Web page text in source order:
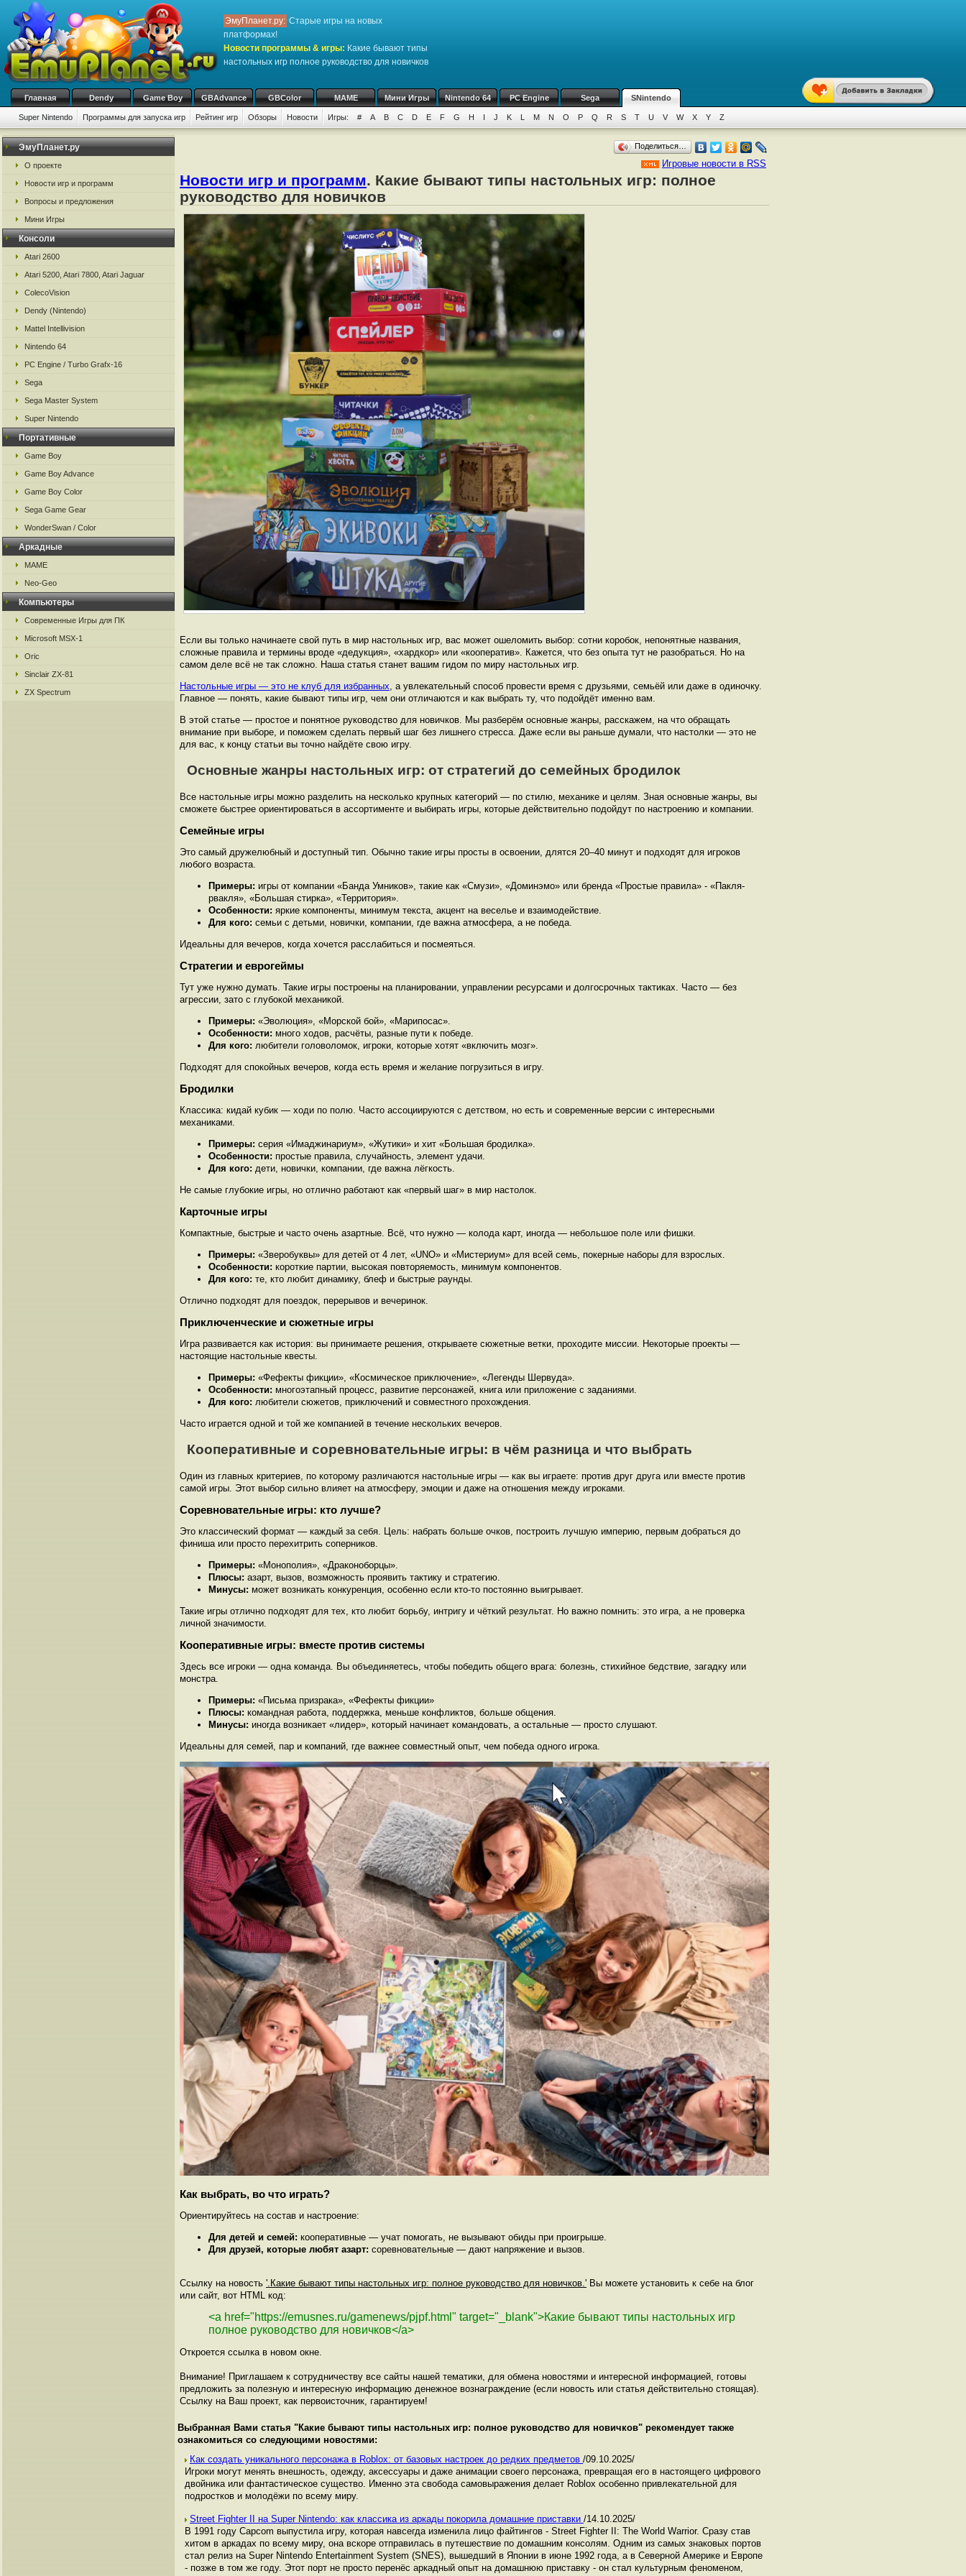
ЭмуПланет.ру: Старые игры на новых
платформах!
Новости программы & игры: Какие бывают типы
настольных игр полное руководство для новичков
Главная Dendy Game Boy GBAdvance GBColor MAME Мини Игры Nintendo 64 PC Engine Sega SNintendo
Super Nintendo Программы для запуска игр Рейтинг игр Обзоры Новости Игры: # A B C D E F G H I J K L M N O P Q R S T U V W X Y Z
ЭмуПланет.ру
О проекте
Новости игр и программ
Вопросы и предложения
Мини Игры
Консоли
Atari 2600
Atari 5200, Atari 7800, Atari Jaguar
ColecoVision
Dendy (Nintendo)
Mattel Intellivision
Nintendo 64
PC Engine / Turbo Grafx-16
Sega
Sega Master System
Super Nintendo
Портативные
Game Boy
Game Boy Advance
Game Boy Color
Sega Game Gear
WonderSwan / Color
Аркадные
MAME
Neo-Geo
Компьютеры
Современные Игры для ПК
Microsoft MSX-1
Oric
Sinclair ZX-81
ZX Spectrum
Поделиться…
Игровые новости в RSS
Новости игр и программ. Какие бывают типы настольных игр: полное
руководство для новичков
Если вы только начинаете свой путь в мир настольных игр, вас может ошеломить выбор: сотни коробок, непонятные названия,
сложные правила и термины вроде «дедукция», «хардкор» или «кооператив». Кажется, что без опыта тут не разобраться. Но на
самом деле всё не так сложно. Наша статья станет вашим гидом по миру настольных игр.
Настольные игры — это не клуб для избранных, а увлекательный способ провести время с друзьями, семьёй или даже в одиночку.
Главное — понять, какие бывают типы игр, чем они отличаются и как выбрать ту, что подойдёт именно вам.
В этой статье — простое и понятное руководство для новичков. Мы разберём основные жанры, расскажем, на что обращать
внимание при выборе, и поможем сделать первый шаг без лишнего стресса. Даже если вы раньше думали, что настолки — это не
для вас, к концу статьи вы точно найдёте свою игру.
Основные жанры настольных игр: от стратегий до семейных бродилок
Все настольные игры можно разделить на несколько крупных категорий — по стилю, механике и целям. Зная основные жанры, вы
сможете быстрее ориентироваться в ассортименте и выбирать игры, которые действительно подойдут по настроению и компании.
Семейные игры
Это самый дружелюбный и доступный тип. Обычно такие игры просты в освоении, длятся 20–40 минут и подходят для игроков
любого возраста.
Примеры: игры от компании «Банда Умников», такие как «Смузи», «Доминэмо» или бренда «Простые правила» - «Пакля-
рвакля», «Большая стирка», «Территория».
Особенности: яркие компоненты, минимум текста, акцент на веселье и взаимодействие.
Для кого: семьи с детьми, новички, компании, где важна атмосфера, а не победа.
Идеальны для вечеров, когда хочется расслабиться и посмеяться.
Стратегии и еврогеймы
Тут уже нужно думать. Такие игры построены на планировании, управлении ресурсами и долгосрочных тактиках. Часто — без
агрессии, зато с глубокой механикой.
Примеры: «Эволюция», «Морской бой», «Марипосас».
Особенности: много ходов, расчёты, разные пути к победе.
Для кого: любители головоломок, игроки, которые хотят «включить мозг».
Подходят для спокойных вечеров, когда есть время и желание погрузиться в игру.
Бродилки
Классика: кидай кубик — ходи по полю. Часто ассоциируются с детством, но есть и современные версии с интересными
механиками.
Примеры: серия «Имаджинариум», «Жутики» и хит «Большая бродилка».
Особенности: простые правила, случайность, элемент удачи.
Для кого: дети, новички, компании, где важна лёгкость.
Не самые глубокие игры, но отлично работают как «первый шаг» в мир настолок.
Карточные игры
Компактные, быстрые и часто очень азартные. Всё, что нужно — колода карт, иногда — небольшое поле или фишки.
Примеры: «Зверобуквы» для детей от 4 лет, «UNO» и «Мистериум» для всей семь, покерные наборы для взрослых.
Особенности: короткие партии, высокая повторяемость, минимум компонентов.
Для кого: те, кто любит динамику, блеф и быстрые раунды.
Отлично подходят для поездок, перерывов и вечеринок.
Приключенческие и сюжетные игры
Игра развивается как история: вы принимаете решения, открываете сюжетные ветки, проходите миссии. Некоторые проекты —
настоящие настольные квесты.
Примеры: «Фефекты фикции», «Космическое приключение», «Легенды Шервуда».
Особенности: многоэтапный процесс, развитие персонажей, книга или приложение с заданиями.
Для кого: любители сюжетов, приключений и совместного прохождения.
Часто играется одной и той же компанией в течение нескольких вечеров.
Кооперативные и соревновательные игры: в чём разница и что выбрать
Один из главных критериев, по которому различаются настольные игры — как вы играете: против друг друга или вместе против
самой игры. Этот выбор сильно влияет на атмосферу, эмоции и даже на отношения между игроками.
Соревновательные игры: кто лучше?
Это классический формат — каждый за себя. Цель: набрать больше очков, построить лучшую империю, первым добраться до
финиша или просто перехитрить соперников.
Примеры: «Монополия», «Драконоборцы».
Плюсы: азарт, вызов, возможность проявить тактику и стратегию.
Минусы: может возникать конкуренция, особенно если кто-то постоянно выигрывает.
Такие игры отлично подходят для тех, кто любит борьбу, интригу и чёткий результат. Но важно помнить: это игра, а не проверка
личной значимости.
Кооперативные игры: вместе против системы
Здесь все игроки — одна команда. Вы объединяетесь, чтобы победить общего врага: болезнь, стихийное бедствие, загадку или
монстра.
Примеры: «Письма призрака», «Фефекты фикции»
Плюсы: командная работа, поддержка, меньше конфликтов, больше общения.
Минусы: иногда возникает «лидер», который начинает командовать, а остальные — просто слушают.
Идеальны для семей, пар и компаний, где важнее совместный опыт, чем победа одного игрока.
Как выбрать, во что играть?
Ориентируйтесь на состав и настроение:
Для детей и семей: кооперативные — учат помогать, не вызывают обиды при проигрыше.
Для друзей, которые любят азарт: соревновательные — дают напряжение и вызов.
Ссылку на новость '.Какие бывают типы настольных игр: полное руководство для новичков.' Вы можете установить к себе на блог
или сайт, вот HTML код:
<a href="https://emusnes.ru/gamenews/pjpf.html" target="_blank">Какие бывают типы настольных игр
полное руководство для новичков</a>
Откроется ссылка в новом окне.
Внимание! Приглашаем к сотрудничеству все сайты нашей тематики, для обмена новостями и интересной информацией, готовы
предложить за полезную и интересную информацию денежное вознаграждение (если новость или статья действительно стоящая).
Ссылку на Ваш проект, как первоисточник, гарантируем!
Выбранная Вами статья "Какие бывают типы настольных игр: полное руководство для новичков" рекомендует также
ознакомиться со следующими новостями:
Как создать уникального персонажа в Roblox: от базовых настроек до редких предметов /09.10.2025/
Игроки могут менять внешность, одежду, аксессуары и даже анимации своего персонажа, превращая его в настоящего цифрового
двойника или фантастическое существо. Именно эта свобода самовыражения делает Roblox особенно привлекательной для
подростков и молодёжи по всему миру.
Street Fighter II на Super Nintendo: как классика из аркады покорила домашние приставки /14.10.2025/
В 1991 году Capcom выпустила игру, которая навсегда изменила лицо файтингов - Street Fighter II: The World Warrior. Сразу став
хитом в аркадах по всему миру, она вскоре отправилась в путешествие по домашним консолям. Одним из самых знаковых портов
стал релиз на Super Nintendo Entertainment System (SNES), вышедший в Японии в июне 1992 года, а в Северной Америке и Европе
- позже в том же году. Этот порт не просто перенёс аркадный опыт на домашнюю приставку - он стал культурным феноменом,